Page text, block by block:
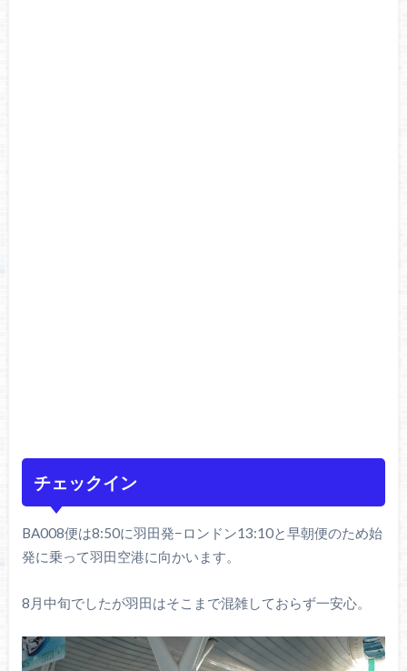
チェックイン
BA008便は8:50に羽田発−ロンドン13:10と早朝便のため始
発に乗って羽田空港に向かいます。
8月中旬でしたが羽田はそこまで混雑しておらず一安心。